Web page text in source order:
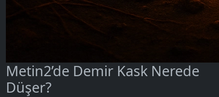
Metin2’de Demir Kask Nerede
Düşer?